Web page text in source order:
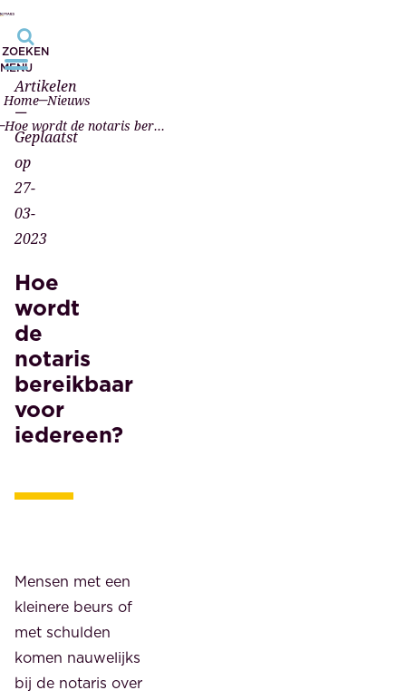
ZOEKEN
MENU
Home Nieuws
Hoe wordt de notaris bereikbaar voor iedereen?
Artikelen
—
Geplaatst
op
27-
03-
2023
Hoe
wordt
de
notaris
bereikbaar
voor
iedereen?
Mensen met een
kleinere beurs of
met schulden
komen nauwelijks
bij de notaris over